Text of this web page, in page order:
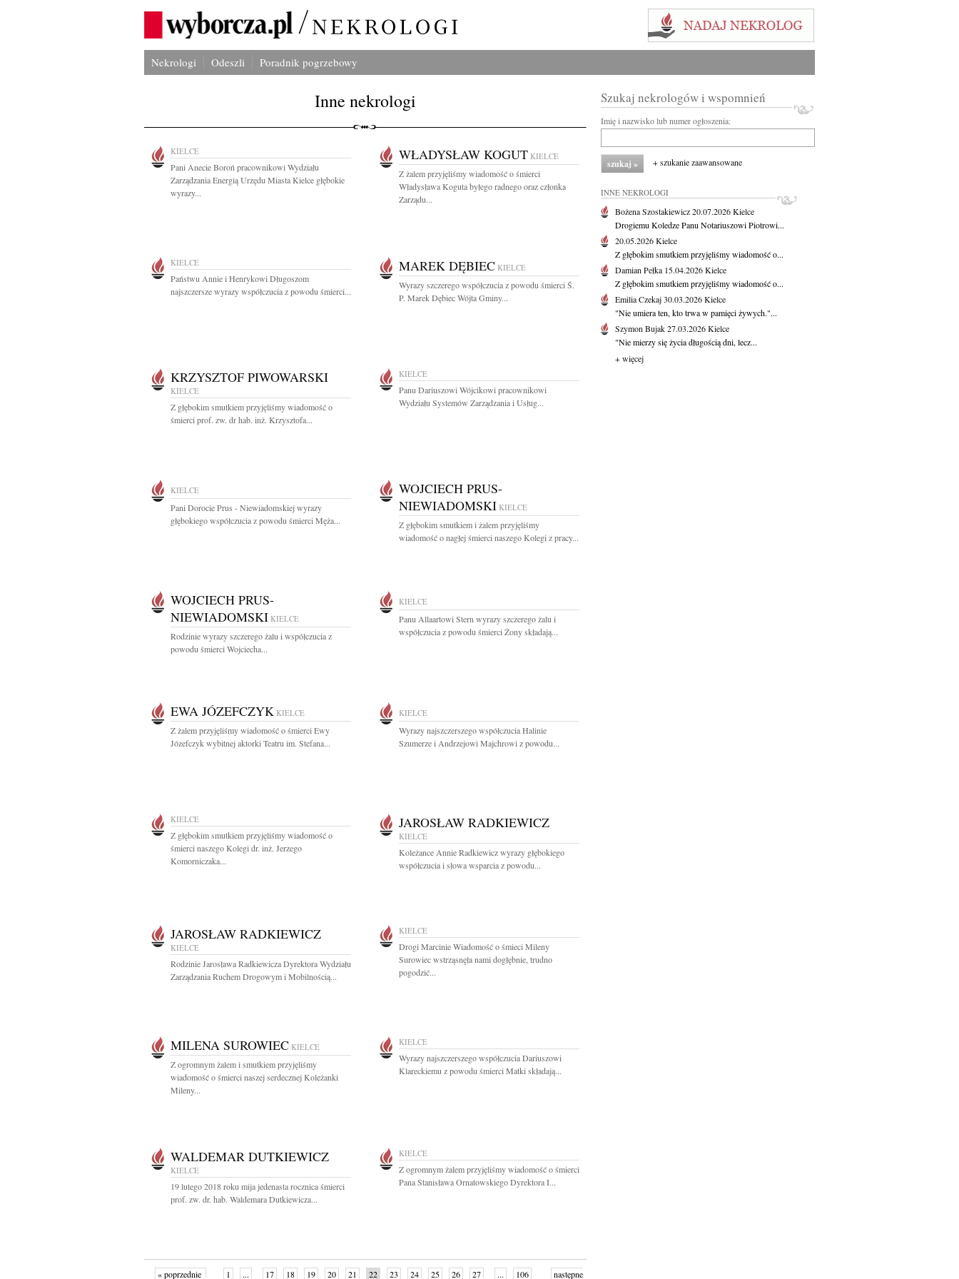
Nekrologi Odeszli Poradnik pogrzebowy
Inne nekrologi
KIELCE
Pani Anecie Boroń pracownikowi Wydziału
Zarządzania Energią Urzędu Miasta Kielce głębokie
wyrazy...
WŁADYSŁAW KOGUT KIELCE
Z żalem przyjęliśmy wiadomość o śmierci
Władysława Koguta byłego radnego oraz członka
Zarządu...
KIELCE
Państwu Annie i Henrykowi Długoszom
najszczersze wyrazy współczucia z powodu śmierci...
MAREK DĘBIEC KIELCE
Wyrazy szczerego współczucia z powodu śmierci Ś.
P. Marek Dębiec Wójta Gminy...
KRZYSZTOF PIWOWARSKI
KIELCE
Z głębokim smutkiem przyjęliśmy wiadomość o
śmierci prof. zw. dr hab. inż. Krzysztofa...
KIELCE
Panu Dariuszowi Wójcikowi pracownikowi
Wydziału Systemów Zarządzania i Usług...
KIELCE
Pani Dorocie Prus - Niewiadomskiej wyrazy
głębokiego współczucia z powodu śmierci Męża...
WOJCIECH PRUS-
NIEWIADOMSKI KIELCE
Z głębokim smutkiem i żalem przyjęliśmy
wiadomość o nagłej śmierci naszego Kolegi z pracy...
WOJCIECH PRUS-
NIEWIADOMSKI KIELCE
Rodzinie wyrazy szczerego żalu i współczucia z
powodu śmierci Wojciecha...
KIELCE
Panu Allaartowi Stern wyrazy szczerego żalu i
współczucia z powodu śmierci Żony składają...
EWA JÓZEFCZYK KIELCE
Z żalem przyjęliśmy wiadomość o śmierci Ewy
Józefczyk wybitnej aktorki Teatru im. Stefana...
KIELCE
Wyrazy najszczerszego współczucia Halinie
Szumerze i Andrzejowi Majchrowi z powodu...
KIELCE
Z głębokim smutkiem przyjęliśmy wiadomość o
śmierci naszego Kolegi dr. inż. Jerzego
Komorniczaka...
JAROSŁAW RADKIEWICZ
KIELCE
Koleżance Annie Radkiewicz wyrazy głębokiego
współczucia i słowa wsparcia z powodu...
JAROSŁAW RADKIEWICZ
KIELCE
Rodzinie Jarosława Radkiewicza Dyrektora Wydziału
Zarządzania Ruchem Drogowym i Mobilnością...
KIELCE
Drogi Marcinie Wiadomość o śmieci Mileny
Surowiec wstrząsnęła nami dogłębnie, trudno
pogodzić...
MILENA SUROWIEC KIELCE
Z ogromnym żalem i smutkiem przyjęliśmy
wiadomość o śmierci naszej serdecznej Koleżanki
Mileny...
KIELCE
Wyrazy najszczerszego współczucia Dariuszowi
Klareckiemu z powodu śmierci Matki składają...
WALDEMAR DUTKIEWICZ
KIELCE
19 lutego 2018 roku mija jedenasta rocznica śmierci
prof. zw. dr. hab. Waldemara Dutkiewicza...
KIELCE
Z ogromnym żalem przyjęliśmy wiadomość o śmierci
Pana Stanisława Ornatowskiego Dyrektora I...
« poprzednie 1 ... 17 18 19 20 21 22 23 24 25 26 27 ... 106 następne
Szukaj nekrologów i wspomnień
Imię i nazwisko lub numer ogłoszenia:
+ szukanie zaawansowane
INNE NEKROLOGI
Bożena Szostakiewicz20.07.2026Kielce
Drogiemu Koledze Panu Notariuszowi Piotrowi...
20.05.2026Kielce
Z głębokim smutkiem przyjęliśmy wiadomość o...
Damian Pełka 15.04.2026Kielce
Z głębokim smutkiem przyjęliśmy wiadomość o...
Emilia Czekaj30.03.2026Kielce
"Nie umiera ten, kto trwa w pamięci żywych."...
Szymon Bujak27.03.2026Kielce
"Nie mierzy się życia długością dni, lecz...
+ więcej